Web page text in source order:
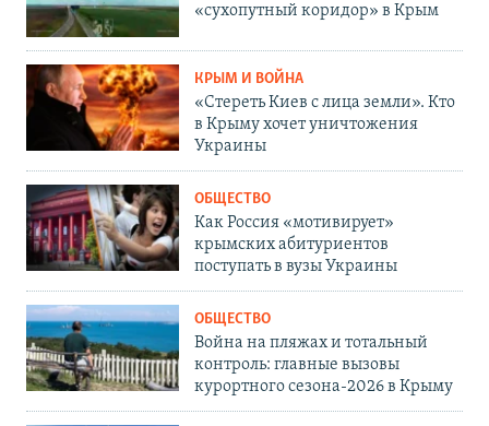
«сухопутный коридор» в Крым
КРЫМ И ВОЙНА
«Стереть Киев с лица земли». Кто
в Крыму хочет уничтожения
Украины
ОБЩЕСТВО
Как Россия «мотивирует»
крымских абитуриентов
поступать в вузы Украины
ОБЩЕСТВО
Война на пляжах и тотальный
контроль: главные вызовы
курортного сезона-2026 в Крыму